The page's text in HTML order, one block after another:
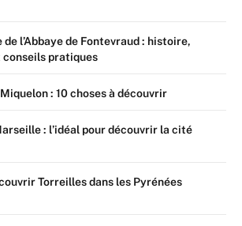
l’Abbaye de Fontevraud : histoire,
pratiques
: 10 choses à découvrir
: l’idéal pour découvrir la cité
Torreilles dans les Pyrénées